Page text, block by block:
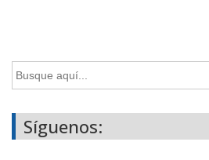
Buscar:
Síguenos: